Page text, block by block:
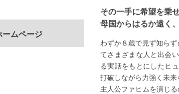
ームページ
その一手に希望を乗
母国からはるか遠く
わずか８歳で見ず知ら
てさまざまな人と出会
る実話をもとにしたヒ
打破しながら力強く未来
主人公ファヒムを演じ